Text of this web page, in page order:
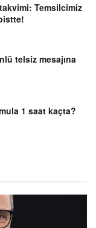
Temsilcimiz
telsiz mesajına
1 saat kaçta?